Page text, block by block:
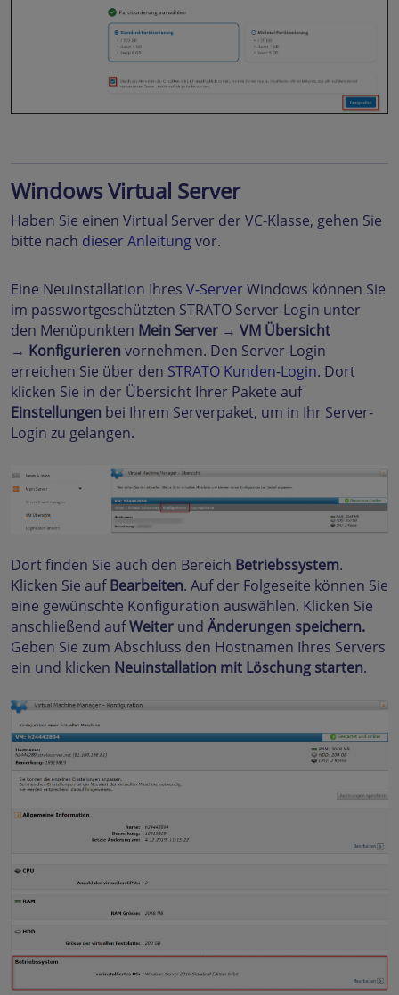
Windows Virtual Server
Haben Sie einen Virtual Server der VC-Klasse, gehen Sie
bitte nach dieser Anleitungvor.
Eine Neuinstallation Ihres V-Server Windows können Sie
im passwortgeschützten STRATO Server-Login unter
den Menüpunkten Mein Server → VM Übersicht
→ Konfigurieren vornehmen. Den Server-Login
erreichen Sie über den STRATO Kunden-Login. Dort
klicken Sie in der Übersicht Ihrer Pakete auf
Einstellungen bei Ihrem Serverpaket, um in Ihr Server-
Login zu gelangen.
Dort finden Sie auch den Bereich Betriebssystem.
Klicken Sie aufBearbeiten. Auf der Folgeseite können Sie
eine gewünschte Konfiguration auswählen. Klicken Sie
anschließend aufWeiter und Änderungen speichern.
Geben Sie zum Abschluss den Hostnamen Ihres Servers
ein und klicken Neuinstallation mit Löschung starten.